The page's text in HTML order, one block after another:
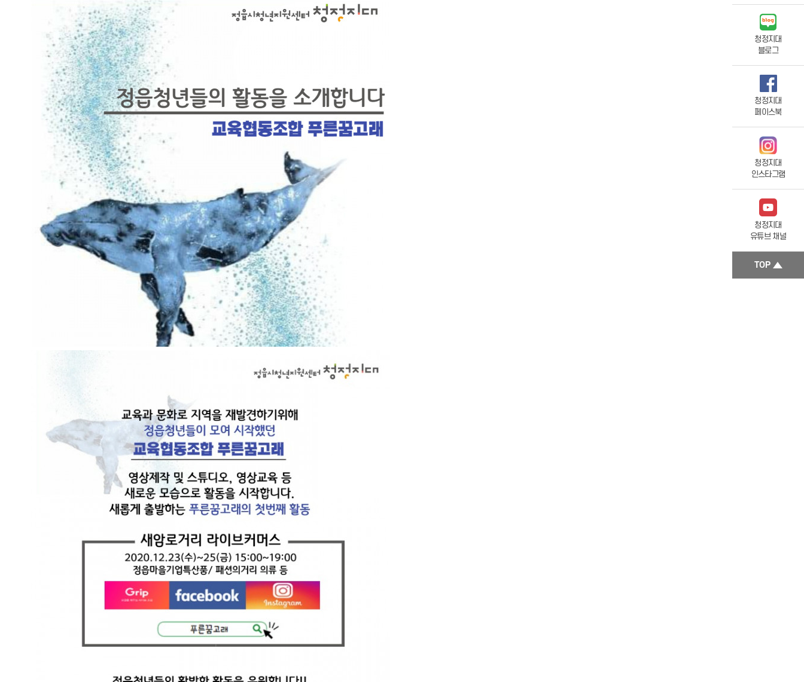
청정지대
블로그
청정지대
페이스북
청정지대
인스타그램
청정지대
유튜브 채널
TOP